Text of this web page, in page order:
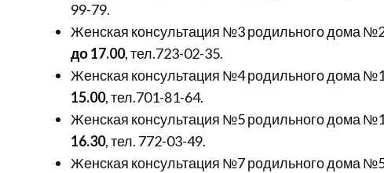
99-79.
Женская консультация №3 родильного дома
до 17.00, тел.723-02-35.
Женская консультация №4 родильного дома №1
15.00, тел.701-81-64.
Женская консультация №5 родильного дома
16.30, тел. 772-03-49.
Женская консультация №7 родильного дома